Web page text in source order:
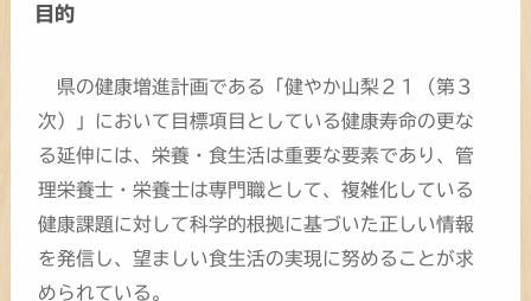
目的
県の健康増進計画である「健やか山梨２１（第３
次）」において目標項目としている健康寿命の更な
る延伸には、栄養・食生活は重要な要素であり、管
理栄養士・栄養士は専門職として、複雑化している
健康課題に対して科学的根拠に基づいた正しい情報
を発信し、望ましい食生活の実現に努めることが求
められている。